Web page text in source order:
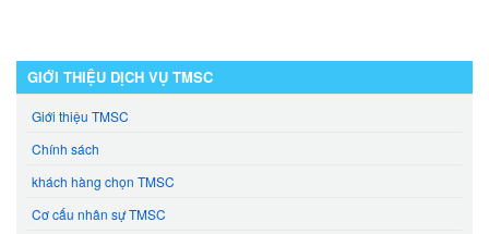
GIỚI THIỆU DỊCH VỤ TMSC
Giới thiệu TMSC
Chính sách
khách hàng chọn TMSC
Cơ cấu nhân sự TMSC